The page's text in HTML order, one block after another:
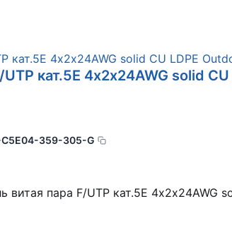
UTP кат.5E 4х2х24AWG solid
C5E04-359-305-G
витая пара F/UTP кат.5E